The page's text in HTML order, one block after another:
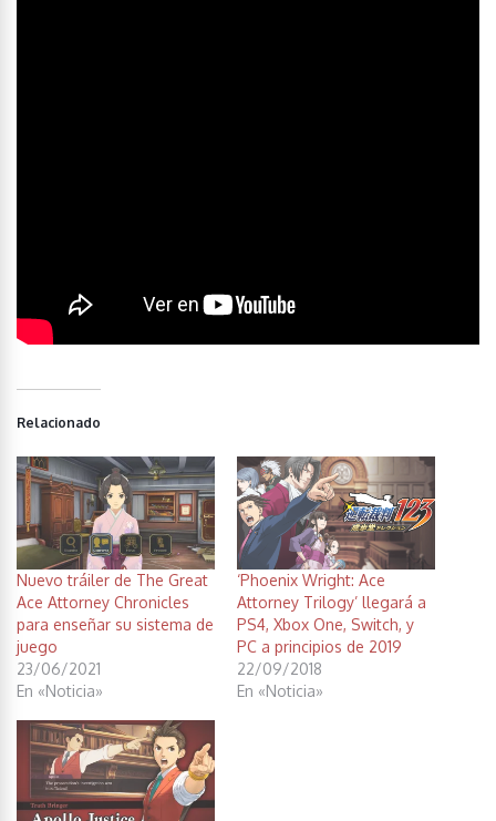
Relacionado
Nuevo tráiler de The Great
Ace Attorney Chronicles
para enseñar su sistema de
juego
23/06/2021
En «Noticia»
‘Phoenix Wright: Ace
Attorney Trilogy’ llegará a
PS4, Xbox One, Switch, y
PC a principios de 2019
22/09/2018
En «Noticia»